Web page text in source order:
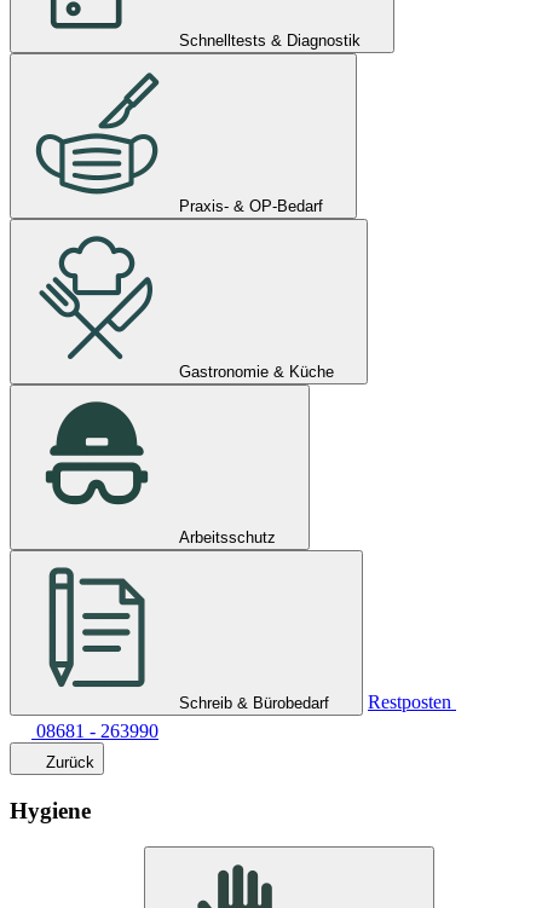
Schnelltests & Diagnostik
Praxis- & OP-Bedarf
Gastronomie & Küche
Arbeitsschutz
Schreib & Bürobedarf
Restposten
08681 - 263990
Zurück
Hygiene